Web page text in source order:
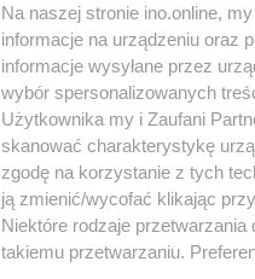
Na naszej stronie ino.online,
informacje na urządzeniu oraz
informacje wysyłane przez
wybór spersonalizowanych
Użytkownika my i Zaufani
skanować charakterystykę
zgodę na korzystanie z tych
ją zmienić/wycofać klikając
Niektóre rodzaje
takiemu przetwarzaniu.